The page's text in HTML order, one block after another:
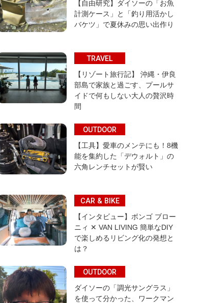
【自由研究】ダイソーの「お魚
計測ケース」と「釣り用活かし
バケツ」で夏休みの思い出作り
TRAVEL
【リゾート旅行記】 沖縄・伊良
部島で家族と過ごす、プールサ
イドで何もしない大人の贅沢時
間
OUTDOOR
【工具】愛車のメンテにも！8機
能を集約した「デウォルト」の
六角レンチセットが賢い
CAR & BIKE
【インタビュー】ボンゴ ブロー
ニィ ✕ VAN LIVING 簡単なDIY
で楽しめるリビング化の発想と
は？
OUTDOOR
ダイソーの「調光サングラス」
を使って分かった、ワークマン